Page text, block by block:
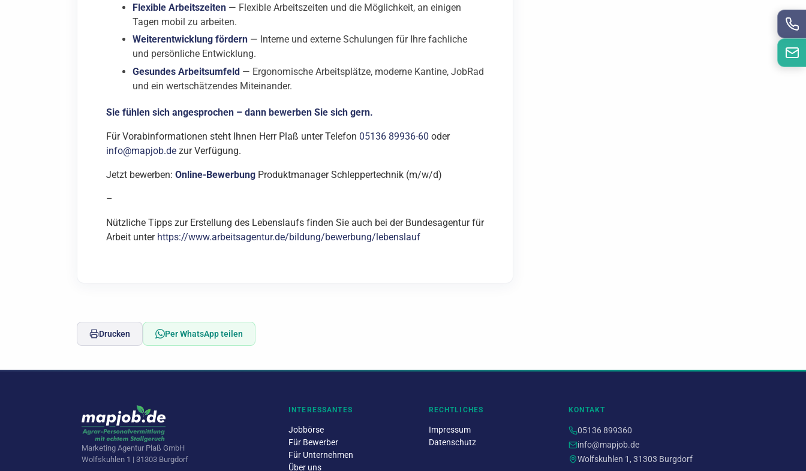
Flexible Arbeitszeiten — Flexible Arbeitszeiten und die Möglichkeit, an einigen
Tagen mobil zu arbeiten.
Weiterentwicklung fördern — Interne und externe Schulungen für Ihre fachliche
und persönliche Entwicklung.
Gesundes Arbeitsumfeld — Ergonomische Arbeitsplätze, moderne Kantine, JobRad
und ein wertschätzendes Miteinander.
Sie fühlen sich angesprochen – dann bewerben Sie sich gern.
Für Vorabinformationen steht Ihnen Herr Plaß unter Telefon 05136 89936-60 oder
info@mapjob.de zur Verfügung.
Jetzt bewerben: Online-Bewerbung Produktmanager Schleppertechnik (m/w/d)
–
Nützliche Tipps zur Erstellung des Lebenslaufs finden Sie auch bei der Bundesagentur für
Arbeit unter https://www.arbeitsagentur.de/bildung/bewerbung/lebenslauf
Drucken Per WhatsApp teilen
Marketing Agentur Plaß GmbH
Wolfskuhlen 1 | 31303 Burgdorf
INTERESSANTES
Jobbörse
Für Bewerber
Für Unternehmen
Über uns
RECHTLICHES
Impressum
Datenschutz
KONTAKT
05136 899360
info@mapjob.de
Wolfskuhlen 1, 31303 Burgdorf